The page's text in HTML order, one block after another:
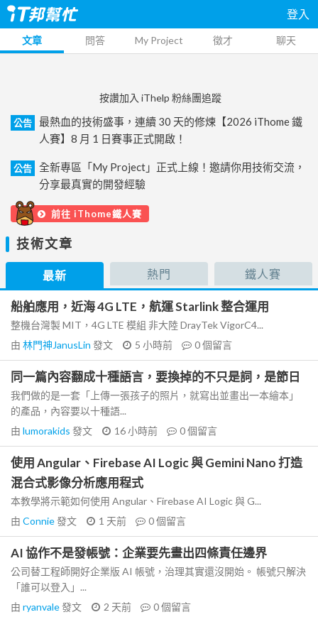
登入
文章 問答 My Project 徵才 聊天
按讚加入 iThelp 粉絲團追蹤
公告
最熱血的技術盛事，連續 30 天的修煉【2026 iThome 鐵
人賽】8 月 1 日賽事正式開啟！
公告
全新專區「My Project」正式上線！邀請你用技術交流，
分享最真實的開發經驗
前往 iThome鐵人賽
技術文章
最新 熱門 鐵人賽
船舶應用，近海 4G LTE，航運 Starlink 整合運用
整機台灣製 MIT，4G LTE 模組 非大陸 DrayTek VigorC4...
由 林門神JanusLin 發文 5 小時前 0個留言
同一篇內容翻成十種語言，要換掉的不只是詞，是節日
我們做的是一套「上傳一張孩子的照片，就寫出並畫出一本繪本」
的產品，內容要以十種語...
由 lumorakids 發文 16 小時前 0個留言
使用 Angular、Firebase AI Logic 與 Gemini Nano 打造
混合式影像分析應用程式
本教學將示範如何使用 Angular、Firebase AI Logic 與 G...
由 Connie發文 1 天前 0個留言
AI 協作不是發帳號：企業要先畫出四條責任邊界
公司替工程師開好企業版 AI 帳號，治理其實還沒開始。 帳號只解決
「誰可以登入」...
由 ryanvale發文 2 天前 0個留言